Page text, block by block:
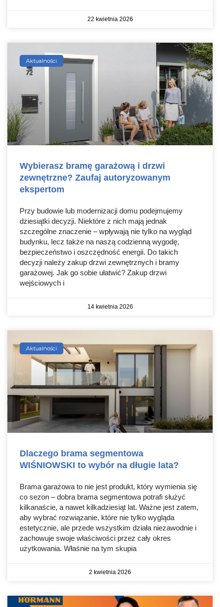
22 kwietnia 2026
Aktualności
Wybierasz bramę garażową i drzwi
zewnętrzne? Zaufaj autoryzowanym
ekspertom
Przy budowie lub modernizacji domu podejmujemy
dziesiątki decyzji. Niektóre z nich mają jednak
szczególne znaczenie – wpływają nie tylko na wygląd
budynku, lecz także na naszą codzienną wygodę,
bezpieczeństwo i oszczędność energii. Do takich
decyzji należy zakup drzwi zewnętrznych i bramy
garażowej. Jak go sobie ułatwić? Zakup drzwi
wejściowych i
14 kwietnia 2026
Aktualności
Dlaczego brama segmentowa
WIŚNIOWSKI to wybór na długie lata?
Brama garażowa to nie jest produkt, który wymienia się
co sezon – dobra brama segmentowa potrafi służyć
kilkanaście, a nawet kilkadziesiąt lat. Ważne jest zatem,
aby wybrać rozwiązanie, które nie tylko wygląda
estetycznie, ale przede wszystkim działa niezawodnie i
zachowuje swoje właściwości przez cały okres
użytkowania. Właśnie na tym skupia
2 kwietnia 2026